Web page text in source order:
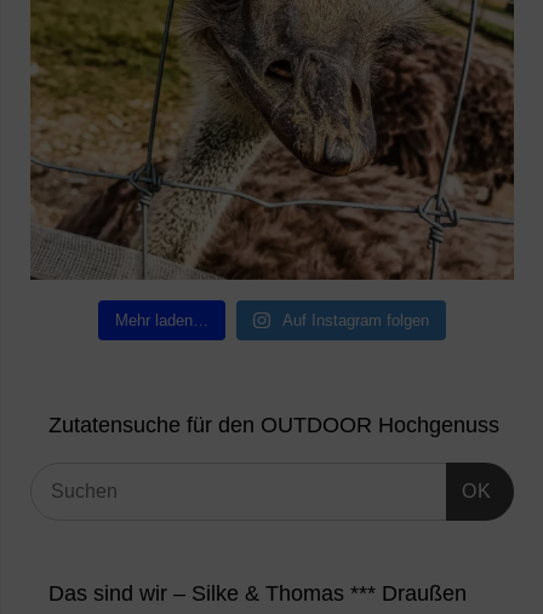
Mehr laden… Auf Instagram folgen
Zutatensuche für den OUTDOOR Hochgenuss
OK
Das sind wir – Silke & Thomas *** Draußen